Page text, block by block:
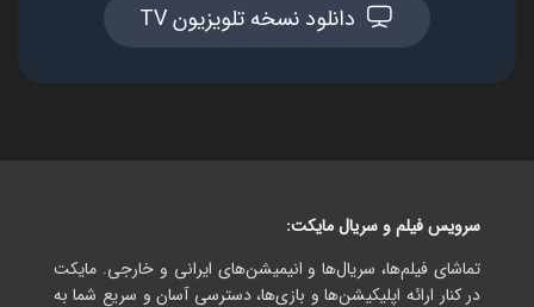
دانلود نسخه تلویزیون TV
سرویس فیلم و سریال مایکت:
تماشای فیلم‌ها، سریال‌ها و انیمیشن‌های ایرانی و خارجی. مایکت
در کنار ارائه اپلیکیشن‌ها و بازی‌ها، دسترسی آسان و سریع شما به